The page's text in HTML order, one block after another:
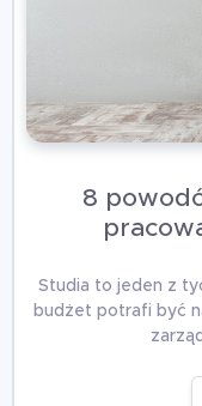
8
Studia to jeden z
budżet potrafi być